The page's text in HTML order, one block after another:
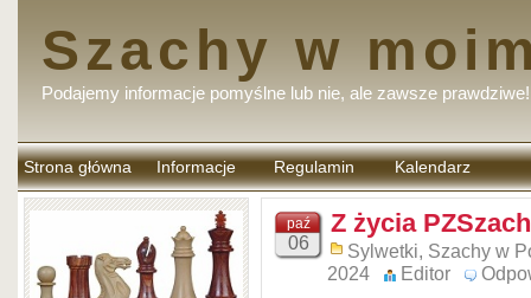
Szachy w
Podajemy informacje pomyślne lub nie, ale zawsze prawdziwe!
Strona główna Informacje Regulamin
komentarzy
Kalendarz
paź
06
Z życia
Sylwetki, Szachy w
2024
Editor